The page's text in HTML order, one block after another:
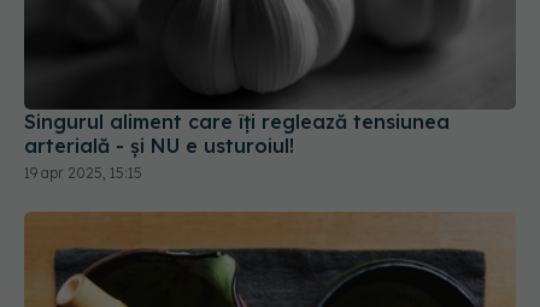
Singurul aliment care îți reglează tensiunea
arterială - și NU e usturoiul!
19 apr 2025, 15:15